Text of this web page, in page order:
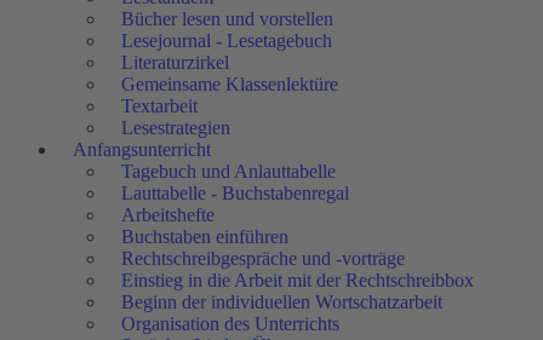
Bücher lesen und vorstellen
Lesejournal - Lesetagebuch
Literaturzirkel
Gemeinsame Klassenlektüre
Textarbeit
Lesestrategien
Anfangsunterricht
Tagebuch und Anlauttabelle
Lauttabelle - Buchstabenregal
Arbeitshefte
Buchstaben einführen
Rechtschreibgespräche und -vorträge
Einstieg in die Arbeit mit der Rechtschreibbox
Beginn der individuellen Wortschatzarbeit
Organisation des Unterrichts